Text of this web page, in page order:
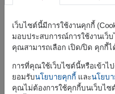
เว็บไซต์นี้มีการใช้งานคุกกี้
มอบประสบการณ์การใช้งานเว็
คุณสามารถเลือก เปิด/ปิด คุกกี้
การที่คุณใช้เว็บไซต์นี้หรือเข้า
ยอมรับนโยบายคุกกี้ และนโยบ
คุณไม่ต้องการใช้คุกกี้บนเว็บไ